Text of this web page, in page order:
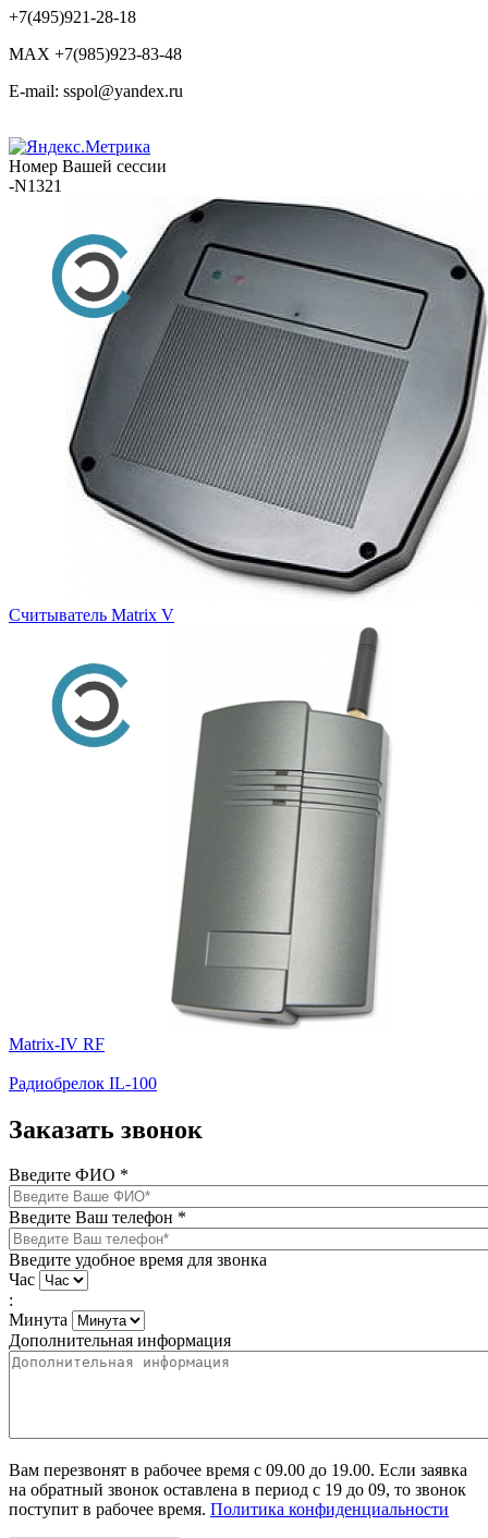
+7(495)921-28-18
MAX +7(985)923-83-48
E-mail: sspol@yandex.ru
Номер Вашей сессии
-N1321
Считыватель Matrix V
Matrix-IV RF
Радиобрелок IL-100
Заказать звонок
Введите ФИО *
Введите Ваш телефон *
Введите удобное время для звонка
Час
:
Минута
Дополнительная информация
Вам перезвонят в рабочее время с 09.00 до 19.00. Если заявка
на обратный звонок оставлена в период с 19 до 09, то звонок
поступит в рабочее время. Политика конфиденциальности